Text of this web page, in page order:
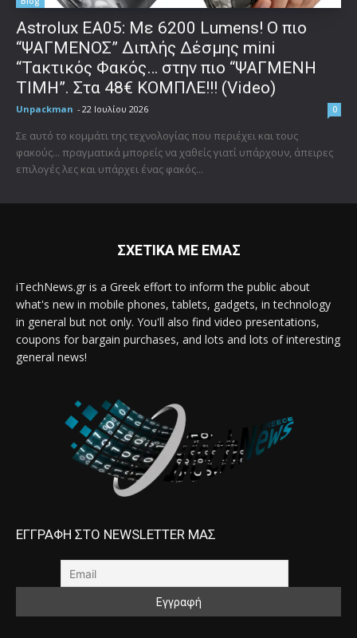
Astrolux ΕΑ05: Με 6200 Lumens! Ο πιο
“ΨΑΓΜΕΝΟΣ” Διπλής Δέσμης mini
“Τακτικός Φακός… στην πιο “ΨΑΓΜΕΝΗ
ΤΙΜΗ”. Στα 48€ ΚΟΜΠΛΕ!!! (Video)
Unpackman - 22 Ιουλίου 2026 0
Σε αυτό το κομμάτι της τεχνολογίας που περιέχει και τους
φακούς... πραγματικά μπορείς να χαθείς γιατί υπάρχουν, άπειρες
επιλογές λες και υπάρχει ένας φακός...
ΣΧΕΤΙΚΑ ΜΕ ΕΜΑΣ
iTechNews.gr is a Greek effort to inform the public about
what's new in mobile phones, tablets, gadgets, in technology
in general but not only. You'll also find video presentations,
coupons for bargain purchases, and lots and lots of interesting
general news!
ΕΓΓΡΑΦΗ ΣΤΟ NEWSLETTER ΜΑΣ